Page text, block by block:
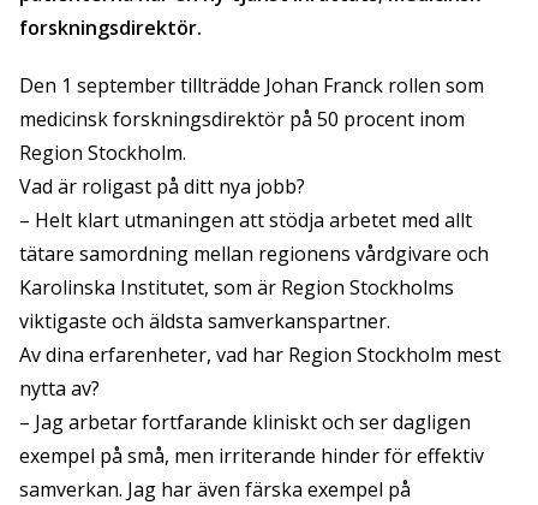
forskningsdirektör.
Den 1 september tillträdde Johan Franck rollen som
medicinsk forskningsdirektör på 50 procent inom
Region Stockholm.
Vad är roligast på ditt nya jobb?
– Helt klart utmaningen att stödja arbetet med allt
tätare samordning mellan regionens vårdgivare och
Karolinska Institutet, som är Region Stockholms
viktigaste och äldsta samverkanspartner.
Av dina erfarenheter, vad har Region Stockholm mest
nytta av?
– Jag arbetar fortfarande kliniskt och ser dagligen
exempel på små, men irriterande hinder för effektiv
samverkan. Jag har även färska exempel på